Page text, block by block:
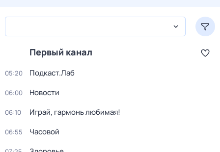
Первый канал
05:20 Подкаст.Лаб
06:00 Новости
06:10 Играй, гармонь любимая!
06:55 Часовой